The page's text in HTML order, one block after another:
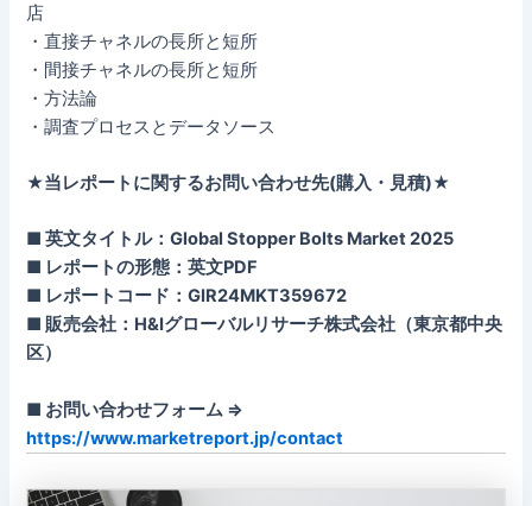
店
・直接チャネルの長所と短所
・間接チャネルの長所と短所
・方法論
・調査プロセスとデータソース
★当レポートに関するお問い合わせ先(購入・見積)★
■ 英文タイトル：Global Stopper Bolts Market 2025
■ レポートの形態：英文PDF
■ レポートコード：GIR24MKT359672
■ 販売会社：H&Iグローバルリサーチ株式会社（東京都中央
区）
■ お問い合わせフォーム ⇒
https://www.marketreport.jp/contact